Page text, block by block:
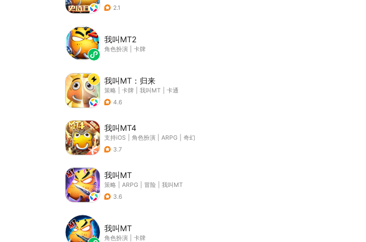
2.1
我叫MT2
角色扮演 卡牌
我叫MT：归来
策略 卡牌 我叫MT
卡通
4.6
我叫MT4
支持iOS 角色扮演 ARPG
奇幻
3.7
我叫MT
策略 ARPG 冒险
我叫MT
3.6
我叫MT
角色扮演 卡牌